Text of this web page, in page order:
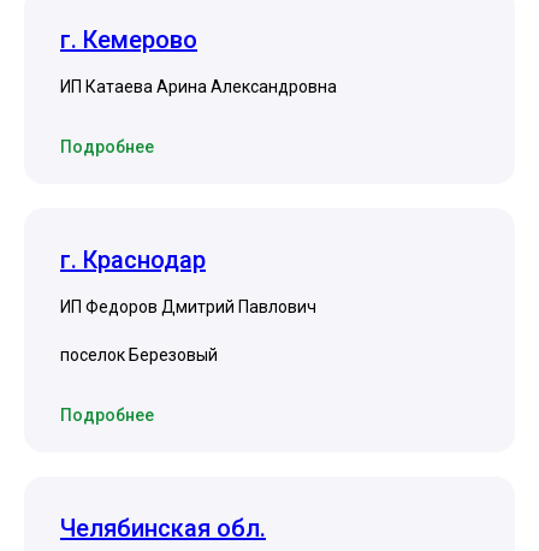
г. Кемерово
ИП Катаева Арина Александровна
Подробнее
г. Краснодар
ИП Федоров Дмитрий Павлович
поселок Березовый
Подробнее
Челябинская обл.